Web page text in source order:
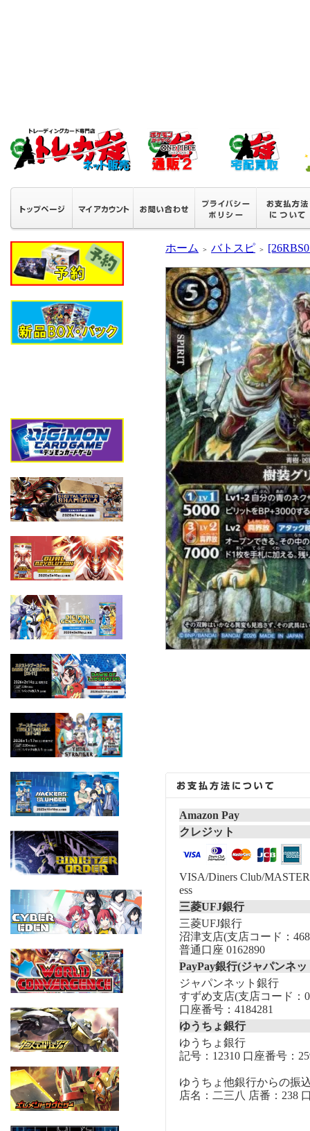
ホーム ＞ バトスピ ＞
Amazon Pay
クレジット
VISA/Diners Club/
ess
三菱UFJ銀行
三菱UFJ銀行
沼津支店(支店コード：
普通口座 0162890
PayPay銀行(ジャパンネ
ジャパンネット銀行
すずめ支店(支店コード：
口座番号：4184281
ゆうちょ銀行
ゆうちょ銀行
記号：12310 口座番号：
ゆうちょ他銀行からの振
店名：二三八 店番：238